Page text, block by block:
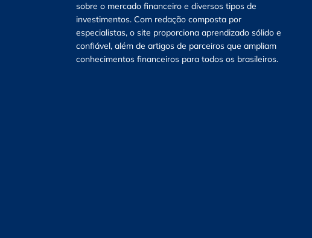
sobre o mercado financeiro e diversos tipos de
investimentos. Com redação composta por
especialistas, o site proporciona aprendizado sólido e
confiável, além de artigos de parceiros que ampliam
conhecimentos financeiros para todos os brasileiros.